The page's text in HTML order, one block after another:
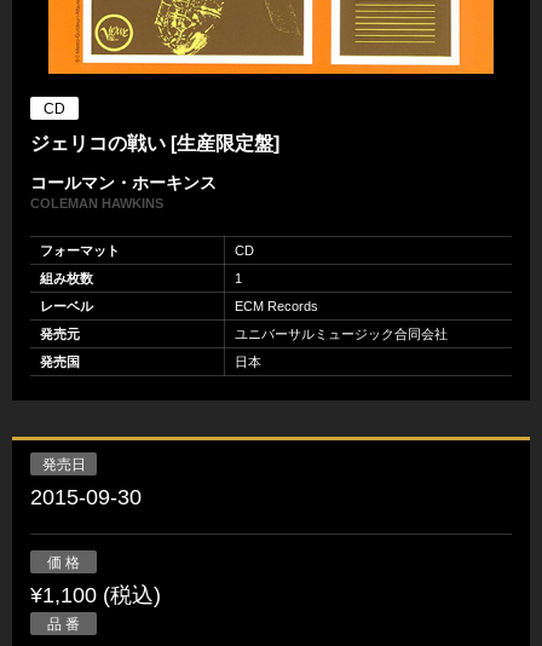
CD
ジェリコの戦い [生産限定盤]
コールマン・ホーキンス
COLEMAN HAWKINS
フォーマット
CD
組み枚数
1
レーベル
ECM Records
発売元
ユニバーサルミュージック合同会社
発売国
日本
発売日
2015-09-30
価 格
¥1,100 (税込)
品 番